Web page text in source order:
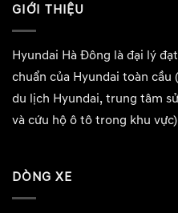
GIỚI THIỆU
Hyundai Hà Đông là đại lý
chuẩn của Hyundai toàn cầu
du lịch Hyundai, trung tâm
và cứu hộ ô tô trong khu vực)
DÒNG XE